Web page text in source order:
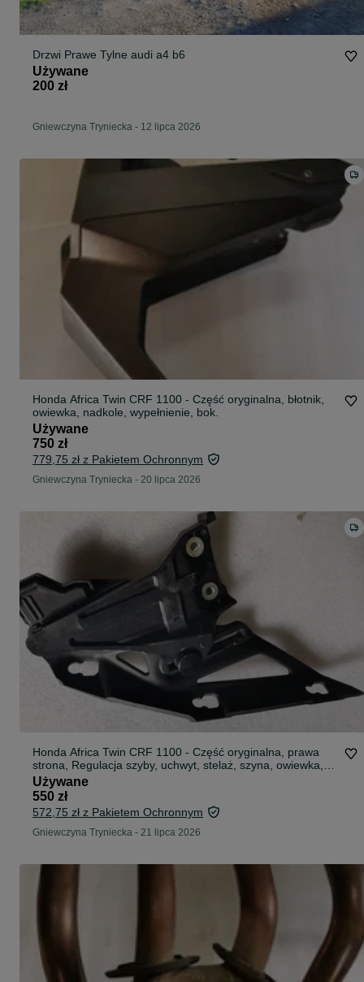
Drzwi Prawe Tylne audi a4 b6
Używane
200 zł
Gniewczyna Tryniecka - 12 lipca 2026
Honda Africa Twin CRF 1100 - Część oryginalna, błotnik,
owiewka, nadkole, wypełnienie, bok.
Używane
750 zł
779,75 zł z Pakietem Ochronnym
Gniewczyna Tryniecka - 20 lipca 2026
Honda Africa Twin CRF 1100 - Część oryginalna, prawa
strona, Regulacja szyby, uchwyt, stelaż, szyna, owiewka,
wypełnienie
Używane
550 zł
572,75 zł z Pakietem Ochronnym
Gniewczyna Tryniecka - 21 lipca 2026